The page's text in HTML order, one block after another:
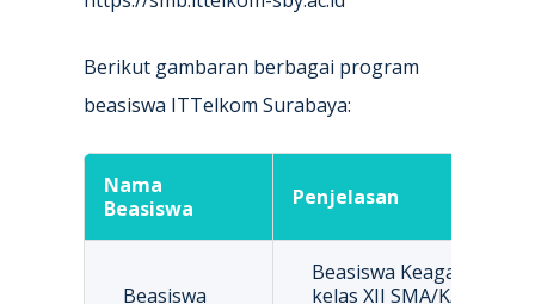
Berikut gambaran berbagai program
beasiswa ITTelkom Surabaya:
Nama
Beasiswa
Penjelasan
Beasiswa
Beasiswa Keagamaan
kelas XII SMA/K/MA